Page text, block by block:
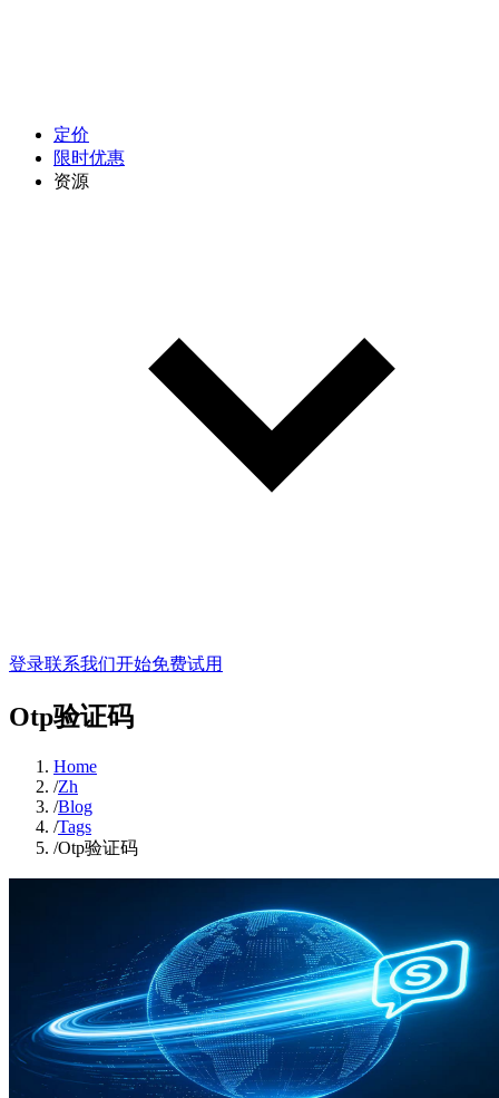
定价
限时优惠
资源
登录联系我们开始免费试用
Otp验证码
Home
/Zh
/Blog
/Tags
/Otp验证码